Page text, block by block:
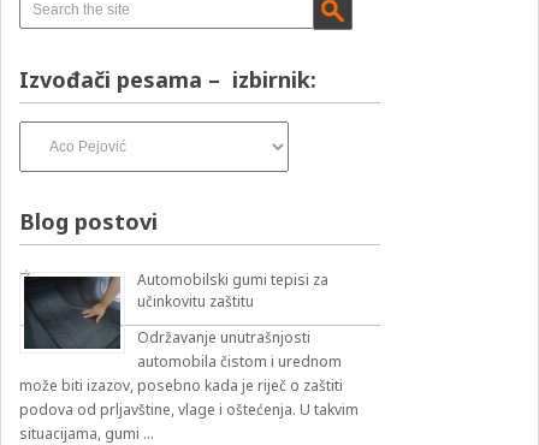
Izvođači pesama – izbirnik:
pesama
Blog postovi
Automobilski gumi tepisi za
učinkovitu zaštitu
Održavanje unutrašnjosti
automobila čistom i urednom
može biti izazov, posebno kada je riječ o zaštiti
podova od prljavštine, vlage i oštećenja. U takvim
situacijama, gumi …